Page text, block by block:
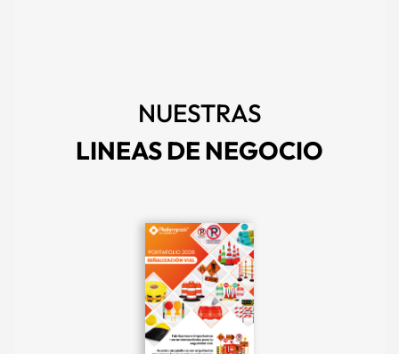
NUESTRAS
LINEAS DE NEGOCIO